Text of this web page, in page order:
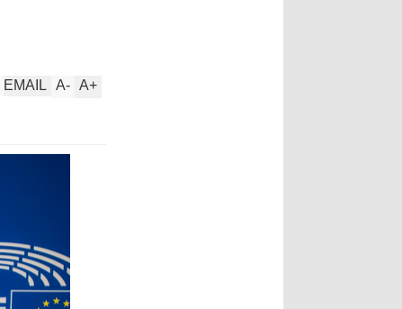
A+
A-
EMAIL